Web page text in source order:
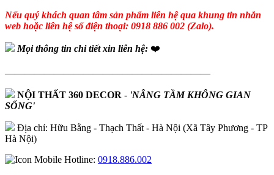
Nếu quý khách quan tâm sản phẩm liên hệ qua khung tin nhắn
web hoặc liên hệ số điện thoại: 0918 886 002 (Zalo).
Mọi thông tin chi tiết xin liên hệ: ❤️
—————————————————————
NỘI THẤT 360 DECOR - 'NÂNG TẦM KHÔNG GIAN
SỐNG'
Địa chỉ: Hữu Bằng - Thạch Thất - Hà Nội (Xã Tây Phương - TP
Hà Nội)
Hotline: 0918.886.002